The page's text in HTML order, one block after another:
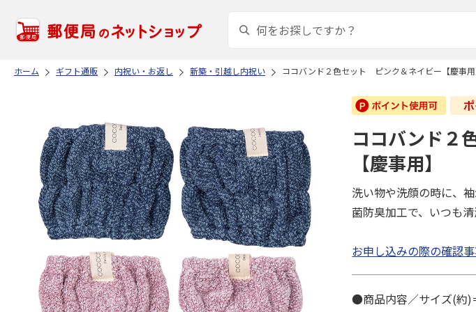
ホーム ギフト通販 内祝い・お返し 新築・引越し内祝い ココバンド２色セット ピンク＆ネイビー【慶事用
ココバンド２
【慶事用】
洗い物や洗顔の時に、
菌防臭加工で、いつも清
お申し込みの際の確認
●商品内容／サイズ(約